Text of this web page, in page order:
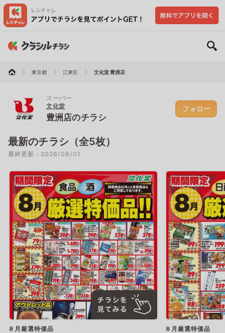
東京都 江東区 文化堂 豊洲店
スーパー
文化堂
豊洲店のチラシ
フォロー
最新のチラシ（全5枚）
最終更新：2026/08/01
８月厳選特価品 ８月厳選特価品